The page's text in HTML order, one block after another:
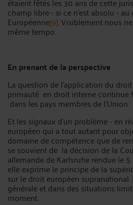
champ libre - si ce n'est absolu -
Européenne[9]. Visiblement nous
même tempo.
En prenant de la perspective
La question de l’application du
primauté en droit interne continue
dans les pays membres de l’Union.
Et les signaux d'un problème - en
européen qui a tout autant pour
domaine de compétence que de
se souvient de la décision de la
allemande de Karlsruhe rendue le
elle exprime le principe de la
sur le droit européen
générale et dans des situations
moment.